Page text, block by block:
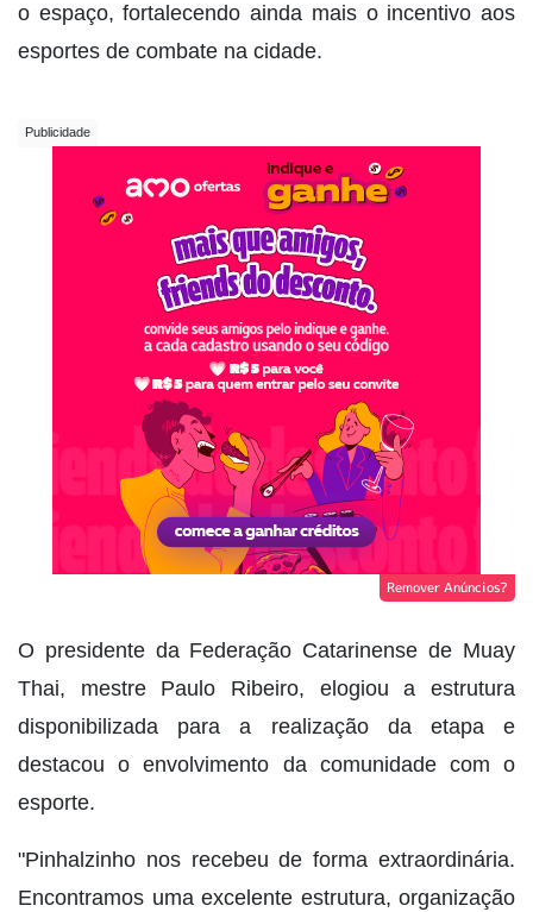
o espaço, fortalecendo ainda mais o incentivo aos
esportes de combate na cidade.
Remover Anúncios?
O presidente da Federação Catarinense de Muay
Thai, mestre Paulo Ribeiro, elogiou a estrutura
disponibilizada para a realização da etapa e
destacou o envolvimento da comunidade com o
esporte.
"Pinhalzinho nos recebeu de forma extraordinária.
Encontramos uma excelente estrutura, organização